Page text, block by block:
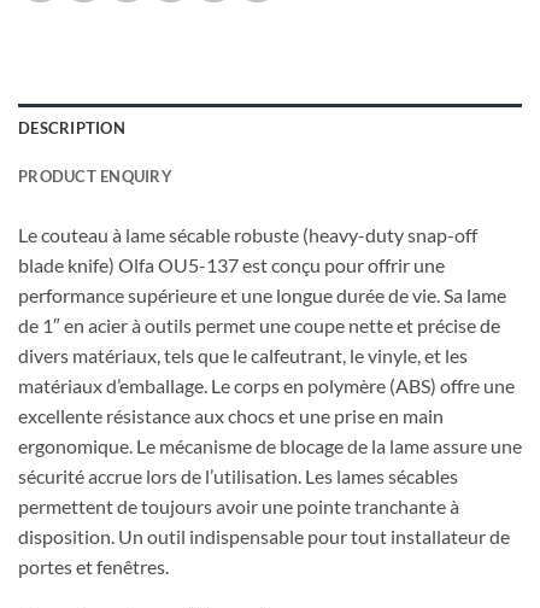
DESCRIPTION
PRODUCT ENQUIRY
Le couteau à lame sécable robuste (heavy-duty snap-off
blade knife) Olfa OU5-137 est conçu pour offrir une
performance supérieure et une longue durée de vie. Sa lame
de 1″ en acier à outils permet une coupe nette et précise de
divers matériaux, tels que le calfeutrant, le vinyle, et les
matériaux d’emballage. Le corps en polymère (ABS) offre une
excellente résistance aux chocs et une prise en main
ergonomique. Le mécanisme de blocage de la lame assure une
sécurité accrue lors de l’utilisation. Les lames sécables
permettent de toujours avoir une pointe tranchante à
disposition. Un outil indispensable pour tout installateur de
portes et fenêtres.